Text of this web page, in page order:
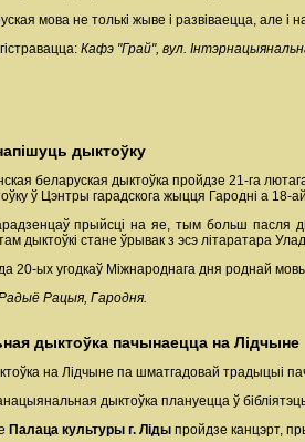
мова не толькі жыве і развіваецца, але
Кафэ "Грай", вул.
дыктоўку
беларуская дыктоўка пройдзе 21-га
ў Цэнтры гарадскога жыцця Гародні а
прыйсці на яе, тым больш пасля
дыктоўкі стане ўрывак з эсэ літаратара
20-ых угодкаў Міжнароднага дня роднай
Рацыя, Гародня.
дыктоўка пачынаецца на Лідчыне
на Лідчыне па шматгадовай традыцыі
дыктоўка плануецца ў
Палаца культуры г. Ліды пройдзе канцэрт,